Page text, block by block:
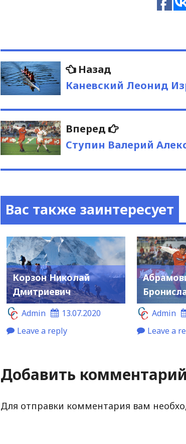
Навигация
по
записям
Назад
запись:
Каневский Леонид
Вперед
Следующая
запись:
Ступин Валерий
Вас также заинтересует
Корзон Николай
Дмитриевич
Admin
13.07.2020
Leave a reply
Admin
Leave a
Добавить комментарий
Для отправки комментария вам